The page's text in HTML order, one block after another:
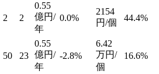
2 2
0.55
億円/
年
0.0%
2154
円/個
44.4%
50 23
0.55
億円/
年
-2.8%
6.42
万円/
個
16.6%